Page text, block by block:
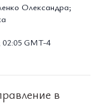
Олександра;
02:05 GMT-4
в